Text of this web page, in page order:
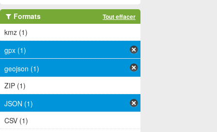
Formats Tout effacer
kmz (1)
gpx (1)
geojson (1)
ZIP (1)
JSON (1)
CSV (1)